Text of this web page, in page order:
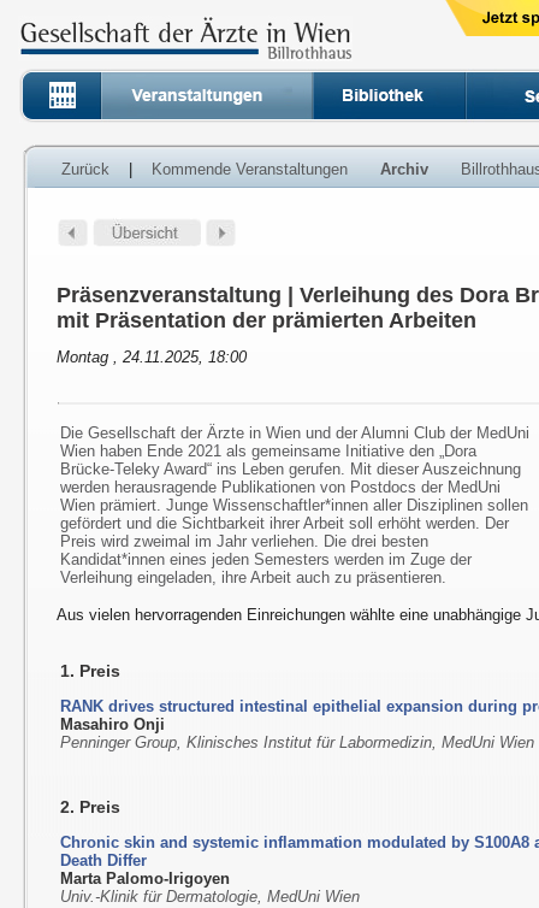
Zurück Kommende Veranstaltungen Archiv
Präsenzveranstaltung | Verleihung des Dora
mit Präsentation der prämierten Arbeiten
Montag , 24.11.2025, 18:00
Die Gesellschaft der Ärzte in Wien und der Alumni Club der MedUni
Wien haben Ende 2021 als gemeinsame Initiative den „Dora
Brücke-Teleky Award“ ins Leben gerufen. Mit dieser Auszeichnung
werden herausragende Publikationen von Postdocs der MedUni
Wien prämiert. Junge Wissenschaftler*innen aller Disziplinen sollen
gefördert und die Sichtbarkeit ihrer Arbeit soll erhöht werden. Der
Preis wird zweimal im Jahr verliehen. Die drei besten
Kandidat*innen eines jeden Semesters werden im Zuge der
Verleihung eingeladen, ihre Arbeit auch zu präsentieren.
Aus vielen hervorragenden Einreichungen wählte eine unabhängige
1. Preis
RANK drives structured intestinal epithelial expansion during
Masahiro Onji
Penninger Group, Klinisches Institut für Labormedizin, MedUni Wien
2. Preis
Chronic skin and systemic inflammation modulated by S100A8
Death Differ
Marta Palomo-Irigoyen
Univ.-Klinik für Dermatologie, MedUni Wien